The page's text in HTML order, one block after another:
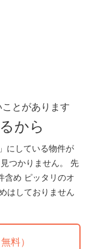
とがあります
から
にしている物件が
つかりません。 先
含め ピッタリのオ
はしておりません
無料）